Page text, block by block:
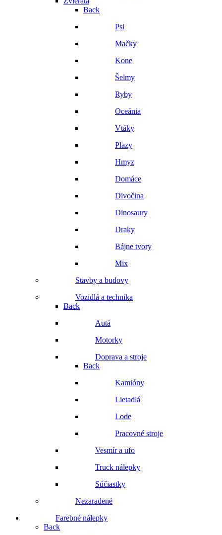
Back
Psi
Mačky
Kone
Šelmy
Ryby
Oceánia
Vtáky
Plazy
Hmyz
Domáce
Divočina
Dinosaury
Draky
Bájne tvory
Mix
Stavby a budovy
Vozidlá a technika
Back
Autá
Motorky
Doprava a stroje
Back
Kamióny
Lietadlá
Lode
Pracovné stroje
Vesmír a ufo
Truck nálepky
Súčiastky
Nezaradené
Farebné nálepky
Back